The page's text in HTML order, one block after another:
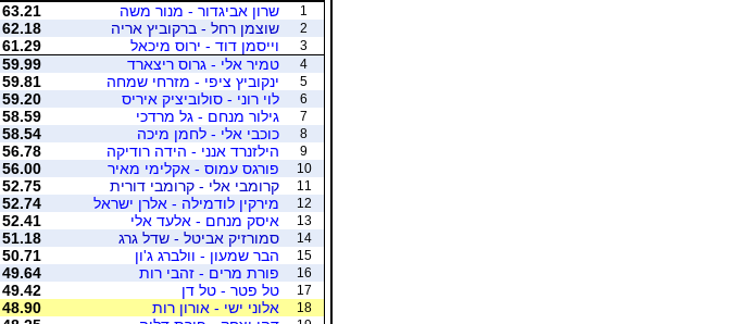
1
שרון אביגדור - מנור משה 63.21
2
שוצמן רחל - ברקוביץ אריה 62.18
3
וייסמן דוד - ירוס מיכאל 61.29
4
טמיר אלי - גרוס ריצארד 59.99
5
ינקוביץ ציפי - מזרחי שמחה 59.81
6
לוי רוני - סולוביציק איריס 59.20
7
גילור מנחם - גל מרדכי 58.59
8
כוכבי אלי - לחמן מיכה 58.54
9
הילזנרד אנני - הידה רודיקה 56.78
10
פורגס עמוס - אקלימי מאיר 56.00
11
קרומבי אלי - קרומבי דורית 52.75
12
מירקין לודמילה - אלרן ישראל 52.74
13
איסק מנחם - אלעד אלי 52.41
14
סמורזיק אביטל - שדל גרג 51.18
15
הבר שמעון - וולברג ג'ון 50.71
16
פורת מרים - זהבי רות 49.64
17
טל פטר - טל דן 49.42
18
אלוני ישי - אורון רות 48.90